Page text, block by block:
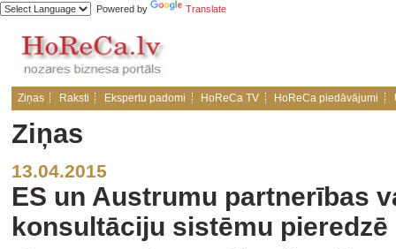
Powered by Translate
Ziņas Raksti Ekspertu padomi HoReCa TV HoReCa piedāvājumi
Ziņas
13.04.2015
ES un Austrumu partnerības
konsultāciju sistēmu pieredzē